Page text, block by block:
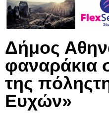
Δήμος
φαναράκια
της
Ευχών»